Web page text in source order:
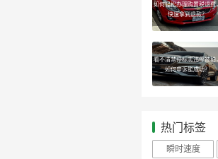
如何轻松办理购置税退费，
快速拿到退款？
看不清禁停标志违停被拍，
如何申诉能成功？
热门标签
瞬时速度